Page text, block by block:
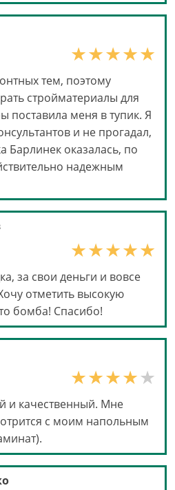
тем, поэтому
стройматериалы для
поставила меня в тупик. Я
и не прогадал,
Барлинек оказалась, по
надежным
за свои деньги и вовсе
отметить высокую
бомба! Спасибо!
и качественный. Мне
с моим напольным